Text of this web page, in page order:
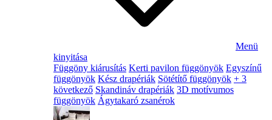
Menü
kinyitása
Függöny kiárusítás Kerti pavilon függönyök Egyszínű
függönyök Kész drapériák Sötétítő függönyök + 3
következő Skandináv drapériák 3D motívumos
függönyök Ágytakaró zsanérok